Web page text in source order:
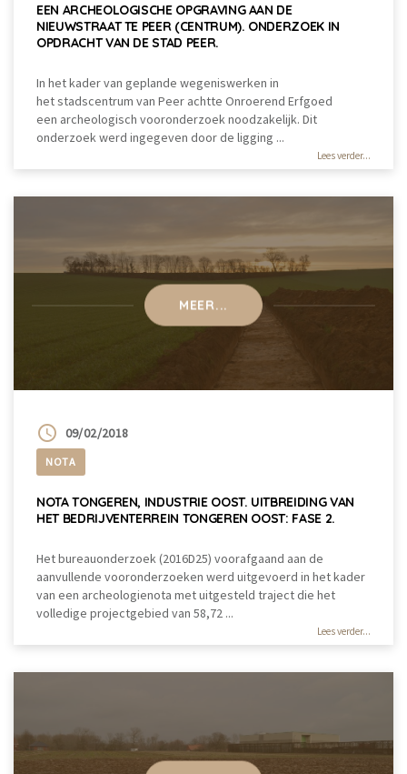
EEN ARCHEOLOGISCHE OPGRAVING AAN DE
NIEUWSTRAAT TE PEER (CENTRUM). ONDERZOEK IN
OPDRACHT VAN DE STAD PEER.
In het kader van geplande wegeniswerken in
het stadscentrum van Peer achtte Onroerend Erfgoed
een archeologisch vooronderzoek noodzakelijk. Dit
onderzoek werd ingegeven door de ligging ...
Lees verder...
MEER...
09/02/2018
NOTA
NOTA TONGEREN, INDUSTRIE OOST. UITBREIDING VAN
HET BEDRIJVENTERREIN TONGEREN OOST: FASE 2.
Het bureauonderzoek (2016D25) voorafgaand aan de
aanvullende vooronderzoeken werd uitgevoerd in het kader
van een archeologienota met uitgesteld traject die het
volledige projectgebied van 58,72 ...
Lees verder...